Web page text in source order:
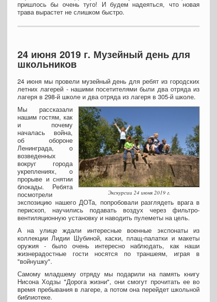
пришлось бы очень туго! И будем надеяться, что новая
трава вырастет не слишком быстро.
24 июня 2019 г. Музейный день для
школьников
24 июня мы провели музейный день для ребят из городских
летних лагерей - нашими посетителями были два отряда из
лагеря в 298-й школе и два отряда из лагеря в 305-й школе.
Экскурсии 24 июня 2019 г.
Мы рассказали
нашим гостям, как
и почему
началась война,
об обороне
Ленинграда, о
возведенных
вокруг города
укреплениях, о
прорыве и снятии
блокады. Ребята
посмотрели
экспозицию нашего ДОТа, попробовали разглядеть врага в
перископ, научились подавать воздух через фильтро-
вентиляционную установку и наводить пулеметы на цель.
А на улице ждали интересные военные экспонаты из
коллекции Лидии Шубиной, каски, плащ-палатки и макеты
оружия - было очень интересно наблюдать, как наши
жизнерадостные гости носятся по траншеям, играя в
"войнушку".
Самому младшему отряду мы подарили на память книгу
Нисона Ходзы "Дорога жизни", они смогут прочитать ее во
время пребывания в лагере, а потом она перейдет школьной
библиотеке.